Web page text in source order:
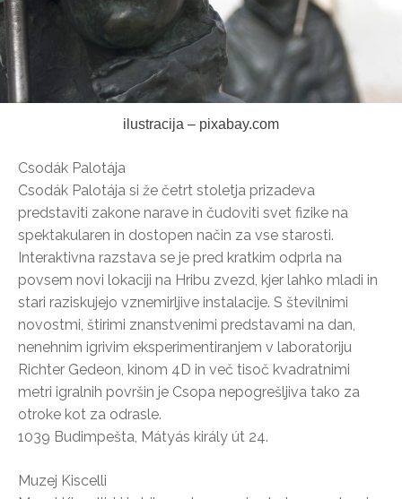
ilustracija – pixabay.com
Csodák Palotája
Csodák Palotája si že četrt stoletja prizadeva
predstaviti zakone narave in čudoviti svet fizike na
spektakularen in dostopen način za vse starosti.
Interaktivna razstava se je pred kratkim odprla na
povsem novi lokaciji na Hribu zvezd, kjer lahko mladi in
stari raziskujejo vznemirljive instalacije. S številnimi
novostmi, štirimi znanstvenimi predstavami na dan,
nenehnim igrivim eksperimentiranjem v laboratoriju
Richter Gedeon, kinom 4D in več tisoč kvadratnimi
metri igralnih površin je Csopa nepogrešljiva tako za
otroke kot za odrasle.
1039 Budimpešta, Mátyás király út 24.
Muzej Kiscelli